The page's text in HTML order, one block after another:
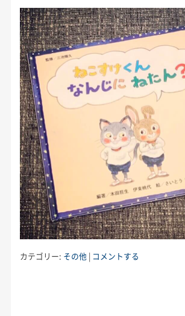
カテゴリー: その他 | コメントする